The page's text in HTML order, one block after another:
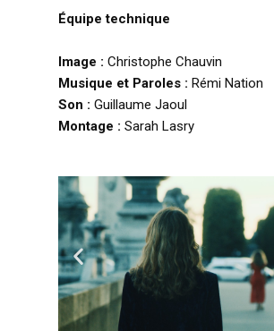
Équipe technique
Image : Christophe Chauvin
Musique et Paroles : Rémi Nation
Son : Guillaume Jaoul
Montage : Sarah Lasry